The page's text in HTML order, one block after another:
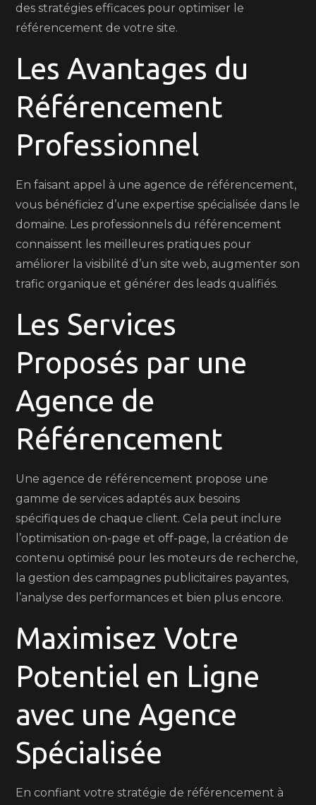
des stratégies efficaces pour optimiser le
référencement de votre site.
Les Avantages du
Référencement
Professionnel
En faisant appel à une agence de référencement,
vous bénéficiez d’une expertise spécialisée dans le
domaine. Les professionnels du référencement
connaissent les meilleures pratiques pour
améliorer la visibilité d’un site web, augmenter son
trafic organique et générer des leads qualifiés.
Les Services
Proposés par une
Agence de
Référencement
Une agence de référencement propose une
gamme de services adaptés aux besoins
spécifiques de chaque client. Cela peut inclure
l’optimisation on-page et off-page, la création de
contenu optimisé pour les moteurs de recherche,
la gestion des campagnes publicitaires payantes,
l’analyse des performances et bien plus encore.
Maximisez Votre
Potentiel en Ligne
avec une Agence
Spécialisée
En confiant votre stratégie de référencement à